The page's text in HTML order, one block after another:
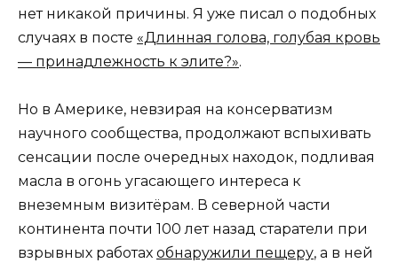
нет никакой причины. Я уже писал о подобных
случаях в посте «Длинная голова, голубая кровь
— принадлежность к элите?».
Но в Америке, невзирая на консерватизм
научного сообщества, продолжают вспыхивать
сенсации после очередных находок, подливая
масла в огонь угасающего интереса к
внеземным визитёрам. В северной части
континента почти 100 лет назад старатели при
взрывных работах обнаружили пещеру, а в ней